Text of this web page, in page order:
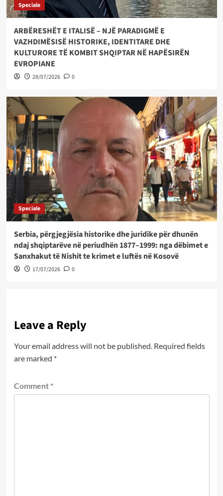
Speciale
ARBËRESHËT E ITALISË – NJË PARADIGMË E
VAZHDIMËSISË HISTORIKE, IDENTITARE DHE
KULTURORE TË KOMBIT SHQIPTAR NË HAPËSIRËN
EVROPIANE
28/07/2026 0
Speciale
Serbia, përgjegjësia historike dhe juridike për dhunën
ndaj shqiptarëve në periudhën 1877–1999: nga dëbimet e
Sanxhakut të Nishit te krimet e luftës në Kosovë
17/07/2026 0
Leave a Reply
Your email address will not be published. Required fields
are marked *
Comment *